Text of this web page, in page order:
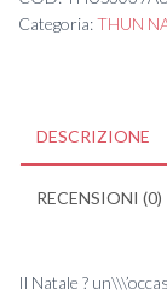
Categoria:THUN
DESCRIZIONE
RECENSIONI (0)
Il Natale ?